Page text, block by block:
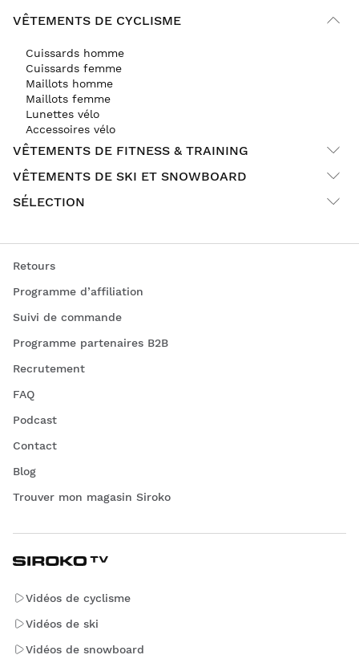
VÊTEMENTS DE CYCLISME
Cuissards homme
Cuissards femme
Maillots homme
Maillots femme
Lunettes vélo
Accessoires vélo
VÊTEMENTS DE FITNESS & TRAINING
VÊTEMENTS DE SKI ET SNOWBOARD
SÉLECTION
Retours
Programme d’affiliation
Suivi de commande
Programme partenaires B2B
Recrutement
FAQ
Podcast
Contact
Blog
Trouver mon magasin Siroko
Vidéos de cyclisme
Vidéos de ski
Vidéos de snowboard